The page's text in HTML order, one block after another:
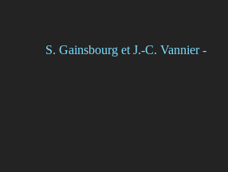
S. Gainsbourg et J.-C. Vannier -